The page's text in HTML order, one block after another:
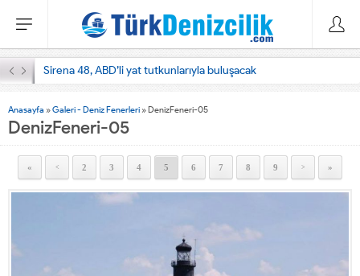
Sirena 48, ABD’li yat tutkunlarıyla buluşacak
Anasayfa »Galeri - Deniz Fenerleri »DenizFeneri-05
DenizFeneri-05
« < 2 3 4 5 6 7 8 9 > »